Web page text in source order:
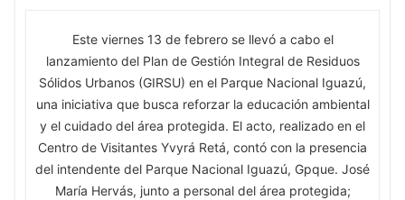
Este viernes 13 de febrero se llevó a cabo el
lanzamiento del Plan de Gestión Integral de Residuos
Sólidos Urbanos (GIRSU) en el Parque Nacional Iguazú,
una iniciativa que busca reforzar la educación ambiental
y el cuidado del área protegida. El acto, realizado en el
Centro de Visitantes Yvyrá Retá, contó con la presencia
del intendente del Parque Nacional Iguazú, Gpque. José
María Hervás, junto a personal del área protegida;